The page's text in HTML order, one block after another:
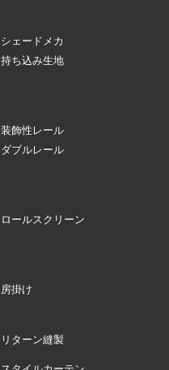
シェードメカ
持ち込み生地
装飾性レール
ダブルレール
ロールスクリーン
房掛け
リターン縫製